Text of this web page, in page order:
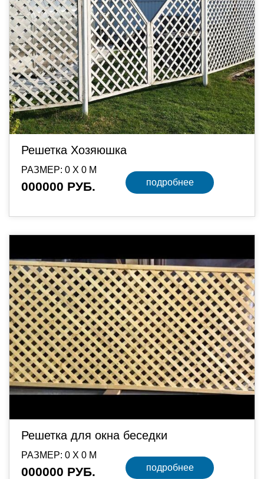
Решетка Хозяюшка
РАЗМЕР: 0 Х 0 М
000000 РУБ. подробнее
Решетка для окна беседки
РАЗМЕР: 0 Х 0 М
000000 РУБ. подробнее